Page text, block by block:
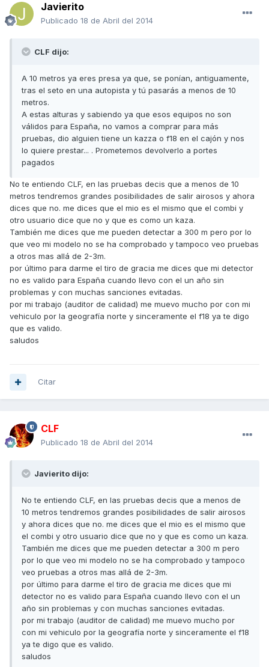
Javierito
Publicado 18 de Abril del 2014
CLF dijo:
A 10 metros ya eres presa ya que, se ponían, antiguamente,
tras el seto en una autopista y tú pasarás a menos de 10
metros.
A estas alturas y sabiendo ya que esos equipos no son
válidos para España, no vamos a comprar para más
pruebas, dio alguien tiene un kazza o f18 en el cajón y nos
lo quiere prestar... . Prometemos devolverlo a portes
pagados
No te entiendo CLF, en las pruebas decis que a menos de 10
metros tendremos grandes posibilidades de salir airosos y ahora
dices que no. me dices que el mio es el mismo que el combi y
otro usuario dice que no y que es como un kaza.
También me dices que me pueden detectar a 300 m pero por lo
que veo mi modelo no se ha comprobado y tampoco veo pruebas
a otros mas allá de 2-3m.
por último para darme el tiro de gracia me dices que mi detector
no es valido para España cuando llevo con el un año sin
problemas y con muchas sanciones evitadas.
por mi trabajo (auditor de calidad) me muevo mucho por con mi
vehiculo por la geografía norte y sinceramente el f18 ya te digo
que es valido.
saludos
Citar
CLF
Publicado 18 de Abril del 2014
Javierito dijo:
No te entiendo CLF, en las pruebas decis que a menos de
10 metros tendremos grandes posibilidades de salir airosos
y ahora dices que no. me dices que el mio es el mismo que
el combi y otro usuario dice que no y que es como un kaza.
También me dices que me pueden detectar a 300 m pero
por lo que veo mi modelo no se ha comprobado y tampoco
veo pruebas a otros mas allá de 2-3m.
por último para darme el tiro de gracia me dices que mi
detector no es valido para España cuando llevo con el un
año sin problemas y con muchas sanciones evitadas.
por mi trabajo (auditor de calidad) me muevo mucho por
con mi vehiculo por la geografía norte y sinceramente el f18
ya te digo que es valido.
saludos